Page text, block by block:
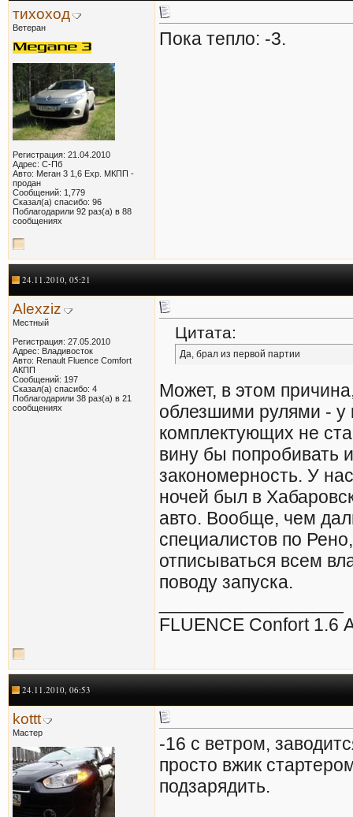
тихоход
Ветеран
Регистрация: 21.04.2010
Адрес: С-Пб
Авто: Меган 3 1,6 Exp. МКПП -
продан
Сообщений: 1,779
Сказал(а) спасибо: 96
Поблагодарили 92 раз(а) в 88
сообщениях
Пока тепло: -3.
24.11.2010, 05:21
Alexziz
Местный
Регистрация: 27.05.2010
Адрес: Владивосток
Авто: Renault Fluence Comfort
АКПП
Сообщений: 197
Сказал(а) спасибо: 4
Поблагодарили 38 раз(а) в 21
сообщениях
Цитата:
Да, брал из первой партии
Может, в этом
облезшими рулями - у
комплектующих не
вину бы попробивать
закономерность. У
ночей был в
авто. Вообще, чем
специалистов по
отписываться всем
поводу запуска.
FLUENCE Confort 1.6
24.11.2010, 06:53
kottt
Мастер
-16 с ветром,
просто вжик
подзарядить.